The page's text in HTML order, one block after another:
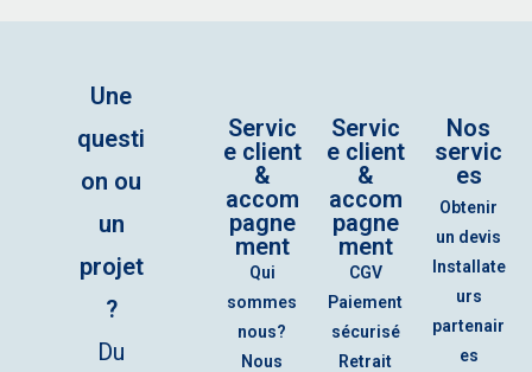
Une
questi
on ou
un
projet
?
Du
Servic
e client
&
accom
pagne
ment
Qui
sommes
nous?
Nous
Servic
e client
&
accom
pagne
ment
CGV
Paiement
sécurisé
Retrait
Nos
servic
es
Obtenir
un devis
Installate
urs
partenair
es